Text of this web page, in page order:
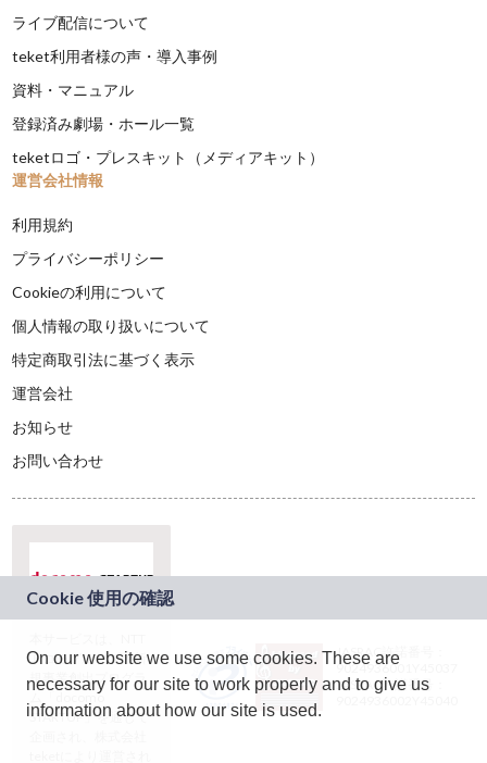
ライブ配信について
teket利用者様の声・導入事例
資料・マニュアル
登録済み劇場・ホール一覧
teketロゴ・プレスキット（メディアキット）
運営会社情報
利用規約
プライバシーポリシー
Cookieの利用について
個人情報の取り扱いについて
特定商取引法に基づく表示
運営会社
お知らせ
お問い合わせ
ドコモグループの新
規事業創出プログラ
ム「docomo
STARTUP」を通じて
JASRAC許諾番号：
9024936001Y45037
JASRAC許諾番号：
On our website we use some cookies. These are
necessary for our site to work properly and to give us
information about how our site is used.